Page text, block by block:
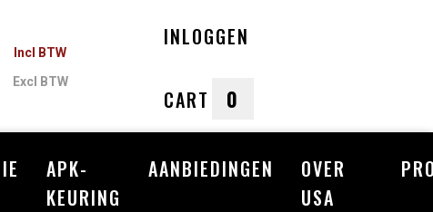
Incl BTW
Excl BTW
INLOGGEN
CART 0
Winkelwagen
APK-
KEURING
AANBIEDINGEN
OVER
USA